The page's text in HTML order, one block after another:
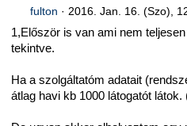
fulton · 2016. Jan. 16. (Szo),
1,Először is van ami nem
tekintve.
Ha a szolgáltatóm adatait
átlag havi kb 1000 látogatót